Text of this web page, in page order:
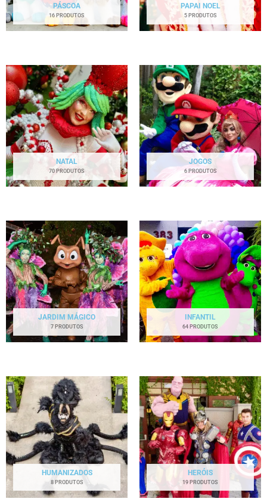
PÁSCOA
16 PRODUTOS
PAPAI NOEL
5 PRODUTOS
NATAL
70 PRODUTOS
JOGOS
6 PRODUTOS
JARDIM MÁGICO
7 PRODUTOS
INFANTIL
64 PRODUTOS
HUMANIZADOS
8 PRODUTOS
HERÓIS
19 PRODUTOS